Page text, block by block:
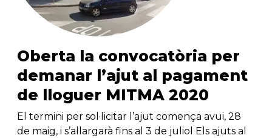
Oberta la convocatòria per
demanar l’ajut al pagament
de lloguer MITMA 2020
El termini per sol·licitar l’ajut comença avui, 28
de maig, i s’allargarà fins al 3 de juliol Els ajuts al